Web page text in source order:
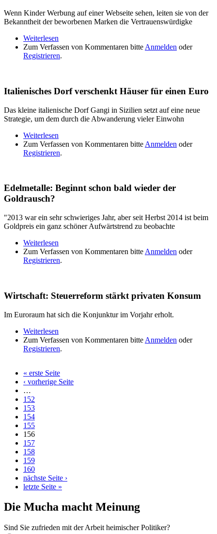
Wenn Kinder Werbung auf einer Webseite sehen, leiten sie von der
Bekanntheit der beworbenen Marken die Vertrauenswürdigke
Weiterlesen
Zum Verfassen von Kommentaren bitte Anmelden oder
Registrieren.
Italienisches Dorf verschenkt Häuser für einen Euro
Das kleine italienische Dorf Gangi in Sizilien setzt auf eine neue
Strategie, um dem durch die Abwanderung vieler Einwohn
Weiterlesen
Euro
Zum Verfassen von Kommentaren bitte Anmelden oder
Registrieren.
Edelmetalle: Beginnt schon bald wieder der
Goldrausch?
"2013 war ein sehr schwieriges Jahr, aber seit Herbst 2014 ist beim
Goldpreis ein ganz schöner Aufwärtstrend zu beobachte
Weiterlesen
Goldrausch?
Zum Verfassen von Kommentaren bitte Anmelden oder
Registrieren.
Wirtschaft: Steuerreform stärkt privaten Konsum
Im Euroraum hat sich die Konjunktur im Vorjahr erholt.
Weiterlesen
Konsum
Zum Verfassen von Kommentaren bitte Anmelden oder
Registrieren.
Seiten« erste Seite
‹ vorherige Seite
…
152
153
154
155
156
157
158
159
160
nächste Seite ›
letzte Seite »
Die Mucha macht Meinung
Sind Sie zufrieden mit der Arbeit heimischer Politiker?